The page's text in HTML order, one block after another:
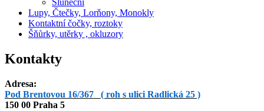
Sluneční
Lupy, Čtečky, Lorňony, Monokly
Kontaktní čočky, roztoky
Šňůrky, utěrky , okluzory
Kontakty
Adresa:
Pod Brentovou 16/367 ( roh s ulici Radlická 25 )
150 00 Praha 5